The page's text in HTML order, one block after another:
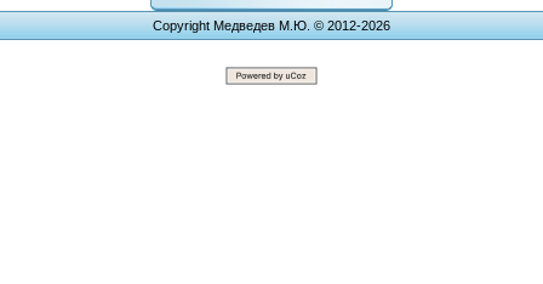
Copyright Медведев М.Ю. © 2012-2026